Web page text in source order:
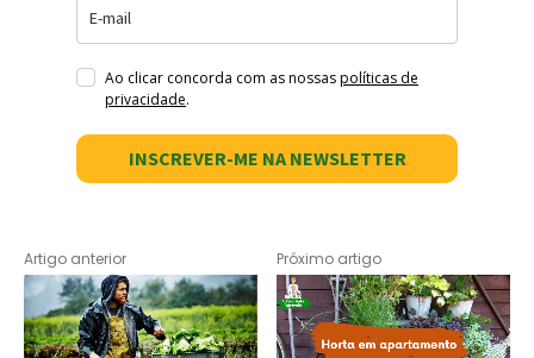
Ao clicar concorda com as nossaspolíticas de
privacidade.
INSCREVER-ME NA NEWSLETTER
Artigo anterior Próximo artigo